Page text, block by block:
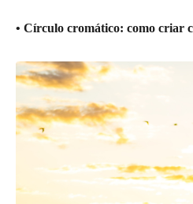
• Círculo cromático: como criar